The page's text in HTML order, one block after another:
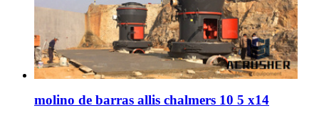
molino de barras allis chalmers 10 5 x14